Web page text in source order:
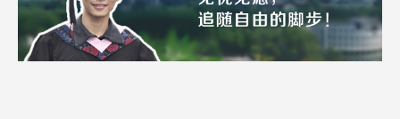
嘉
健